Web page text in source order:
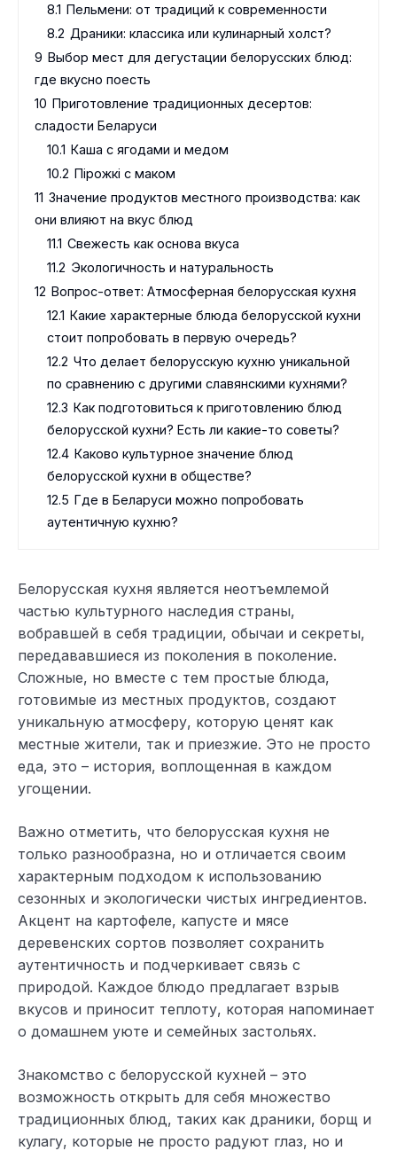
8.1 Пельмени: от традиций к современности
8.2 Драники: классика или кулинарный холст?
9 Выбор мест для дегустации белорусских блюд:
где вкусно поесть
10 Приготовление традиционных десертов:
сладости Беларуси
10.1 Каша с ягодами и медом
10.2 Пірожкі с маком
11 Значение продуктов местного производства: как
они влияют на вкус блюд
11.1 Свежесть как основа вкуса
11.2 Экологичность и натуральность
12 Вопрос-ответ: Атмосферная белорусская кухня
12.1 Какие характерные блюда белорусской кухни
стоит попробовать в первую очередь?
12.2 Что делает белорусскую кухню уникальной
по сравнению с другими славянскими кухнями?
12.3 Как подготовиться к приготовлению блюд
белорусской кухни? Есть ли какие-то советы?
12.4 Каково культурное значение блюд
белорусской кухни в обществе?
12.5 Где в Беларуси можно попробовать
аутентичную кухню?
Белорусская кухня является неотъемлемой
частью культурного наследия страны,
вобравшей в себя традиции, обычаи и секреты,
передававшиеся из поколения в поколение.
Сложные, но вместе с тем простые блюда,
готовимые из местных продуктов, создают
уникальную атмосферу, которую ценят как
местные жители, так и приезжие. Это не просто
еда, это – история, воплощенная в каждом
угощении.
Важно отметить, что белорусская кухня не
только разнообразна, но и отличается своим
характерным подходом к использованию
сезонных и экологически чистых ингредиентов.
Акцент на картофеле, капусте и мясе
деревенских сортов позволяет сохранить
аутентичность и подчеркивает связь с
природой. Каждое блюдо предлагает взрыв
вкусов и приносит теплоту, которая напоминает
о домашнем уюте и семейных застольях.
Знакомство с белорусской кухней – это
возможность открыть для себя множество
традиционных блюд, таких как драники, борщ и
кулагу, которые не просто радуют глаз, но и